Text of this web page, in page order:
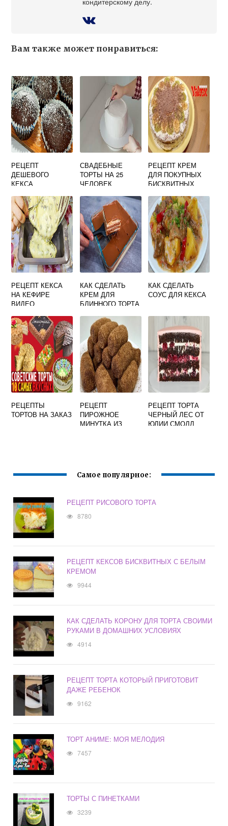
Вам также может понравиться:
РЕЦЕПТ
ДЕШЕВОГО
КЕКСА
СВАДЕБНЫЕ
ТОРТЫ НА 25
ЧЕЛОВЕК
РЕЦЕПТ КРЕМ
ДЛЯ ПОКУПНЫХ
БИСКВИТНЫХ
РЕЦЕПТ КЕКСА
НА КЕФИРЕ
ВИДЕО
КАК СДЕЛАТЬ
КРЕМ ДЛЯ
БЛИННОГО ТОРТА
УСЛОВИЯХ ИЗ
СГУЩЕНКИ
КАК СДЕЛАТЬ
СОУС ДЛЯ КЕКСА
РЕЦЕПТЫ
ТОРТОВ НА ЗАКАЗ
РЕЦЕПТ
ПИРОЖНОЕ
МИНУТКА ИЗ
РЕЦЕПТ ТОРТА
ЧЕРНЫЙ ЛЕС ОТ
ЮЛИИ СМОЛЛ
Самое популярное:
РЕЦЕПТ РИСОВОГО ТОРТА
8780
РЕЦЕПТ КЕКСОВ БИСКВИТНЫХ С БЕЛЫМ
КРЕМОМ
9944
КАК СДЕЛАТЬ КОРОНУ ДЛЯ ТОРТА СВОИМИ
РУКАМИ В ДОМАШНИХ УСЛОВИЯХ
4914
РЕЦЕПТ ТОРТА КОТОРЫЙ ПРИГОТОВИТ
ДАЖЕ РЕБЕНОК
9162
ТОРТ АНИМЕ: МОЯ МЕЛОДИЯ
7457
ТОРТЫ С ПИНЕТКАМИ
3239